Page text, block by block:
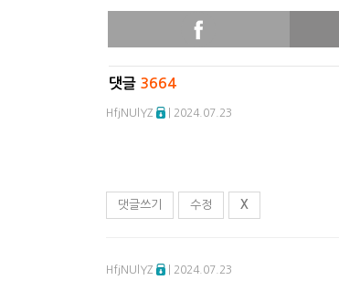
댓글 3664
HfjNUlYZ | 2024.07.23
댓글쓰기 수정 X
HfjNUlYZ | 2024.07.23